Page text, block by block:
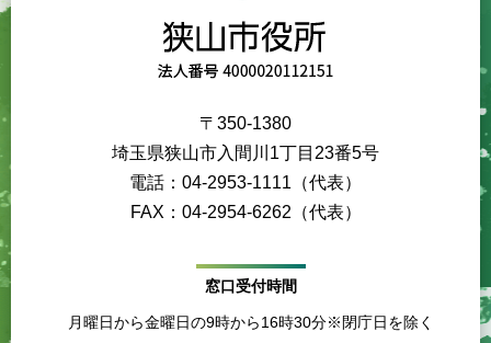
〒350-1380
埼玉県狭山市入間川1丁目23番5号
電話：04-2953-1111（代表）
FAX：04-2954-6262（代表）
窓口受付時間
月曜日から金曜日の9時から16時30分※閉庁日を除く